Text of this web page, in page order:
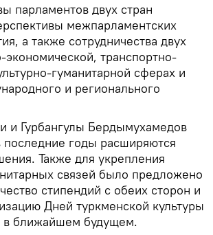
парламентов двух стран
межпарламентских
а также сотрудничества двух
экономической, транспортно-
гуманитарной сферах и
и регионального
и Гурбангулы Бердымухамедов
последние годы расширяются
Также для укрепления
связей было предложено
стипендий с обеих сторон и
Дней туркменской культуры
в ближайшем будущем.